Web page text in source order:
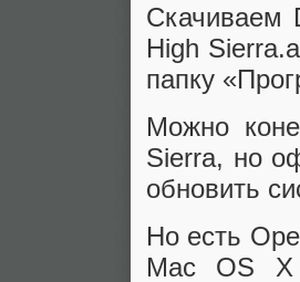
Скачиваем
High
папку
Можно
Sierra, но
обновить
Но есть
Mac OS X